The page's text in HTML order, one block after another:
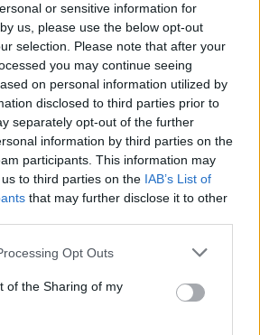
or sensitive information for
us, please use the below opt-out
selection. Please note that after your
you may continue seeing
on personal information utilized by
disclosed to third parties prior to
separately opt-out of the further
information by third parties on the
participants. This information may
to third parties on the IAB’s List of
that may further disclose it to other
website/app uses one or more Google
or usage behaviour. You may click to
to Google and its third-party tags to
specified purposes in below Google
Opt Outs
of the Sharing of my
Bermuda-
(Orosz nők
élő és dolgozó
ben végzett a Szentpétervári
fotóriporteri szakán. Munkáiban
társadalom kérdéseit...
Tovább